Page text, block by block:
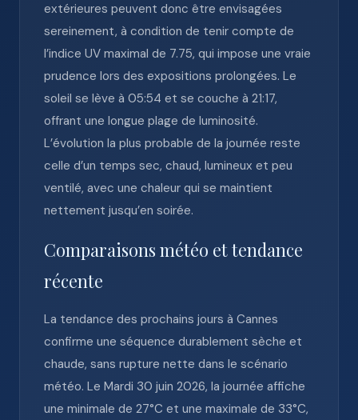
extérieures peuvent donc être envisagées
sereinement, à condition de tenir compte de
l’indice UV maximal de 7.75, qui impose une vraie
prudence lors des expositions prolongées. Le
soleil se lève à 05:54 et se couche à 21:17,
offrant une longue plage de luminosité.
L’évolution la plus probable de la journée reste
celle d’un temps sec, chaud, lumineux et peu
ventilé, avec une chaleur qui se maintient
nettement jusqu’en soirée.
Comparaisons météo et tendance
récente
La tendance des prochains jours à Cannes
confirme une séquence durablement sèche et
chaude, sans rupture nette dans le scénario
météo. Le Mardi 30 juin 2026, la journée affiche
une minimale de 27°C et une maximale de 33°C,